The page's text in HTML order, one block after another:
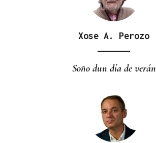
Xose A. Perozo
Soño dun día de verán